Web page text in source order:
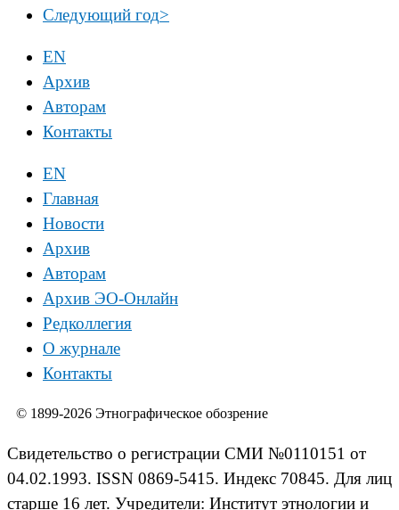
Следующий год>
EN
Архив
Авторам
Контакты
EN
Главная
Новости
Архив
Авторам
Архив ЭО-Онлайн
Редколлегия
О журнале
Контакты
© 1899-2026 Этнографическое обозрение
Свидетельство о регистрации СМИ №0110151 от
04.02.1993. ISSN 0869-5415. Индекс 70845. Для лиц
старше 16 лет. Учредители: Институт этнологии и